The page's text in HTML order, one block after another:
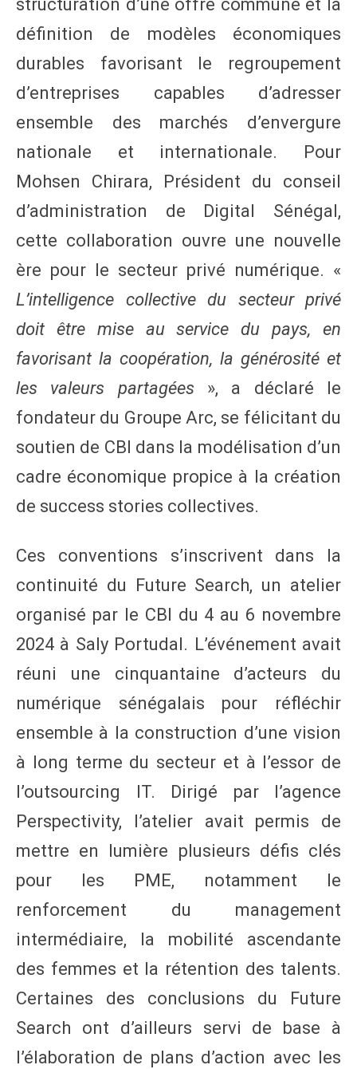
structuration d’une offre commune et la
définition de modèles économiques
durables favorisant le regroupement
d’entreprises capables d’adresser
ensemble des marchés d’envergure
nationale et internationale. Pour
Mohsen Chirara, Président du conseil
d’administration de Digital Sénégal,
cette collaboration ouvre une nouvelle
ère pour le secteur privé numérique. «
L’intelligence collective du secteur privé
doit être mise au service du pays, en
favorisant la coopération, la générosité et
les valeurs partagées », a déclaré le
fondateur du Groupe Arc, se félicitant du
soutien de CBI dans la modélisation d’un
cadre économique propice à la création
de success stories collectives.
Ces conventions s’inscrivent dans la
continuité du Future Search, un atelier
organisé par le CBI du 4 au 6 novembre
2024 à Saly Portudal. L’événement avait
réuni une cinquantaine d’acteurs du
numérique sénégalais pour réfléchir
ensemble à la construction d’une vision
à long terme du secteur et à l’essor de
l’outsourcing IT. Dirigé par l’agence
Perspectivity, l’atelier avait permis de
mettre en lumière plusieurs défis clés
pour les PME, notamment le
renforcement du management
intermédiaire, la mobilité ascendante
des femmes et la rétention des talents.
Certaines des conclusions du Future
Search ont d’ailleurs servi de base à
l’élaboration de plans d’action avec les